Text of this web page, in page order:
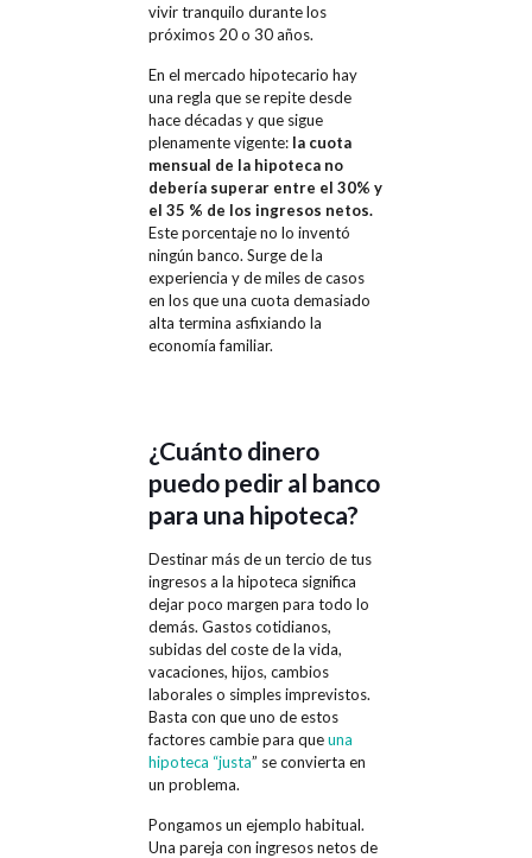
vivir tranquilo durante los
próximos 20 o 30 años.
En el mercado hipotecario hay
una regla que se repite desde
hace décadas y que sigue
plenamente vigente: la cuota
mensual de la hipoteca no
debería superar entre el 30% y
el 35 % de los ingresos netos.
Este porcentaje no lo inventó
ningún banco. Surge de la
experiencia y de miles de casos
en los que una cuota demasiado
alta termina asfixiando la
economía familiar.
¿Cuánto dinero
puedo pedir al banco
para una hipoteca?
Destinar más de un tercio de tus
ingresos a la hipoteca significa
dejar poco margen para todo lo
demás. Gastos cotidianos,
subidas del coste de la vida,
vacaciones, hijos, cambios
laborales o simples imprevistos.
Basta con que uno de estos
factores cambie para queuna
hipoteca “justa” se convierta en
un problema.
Pongamos un ejemplo habitual.
Una pareja con ingresos netos de